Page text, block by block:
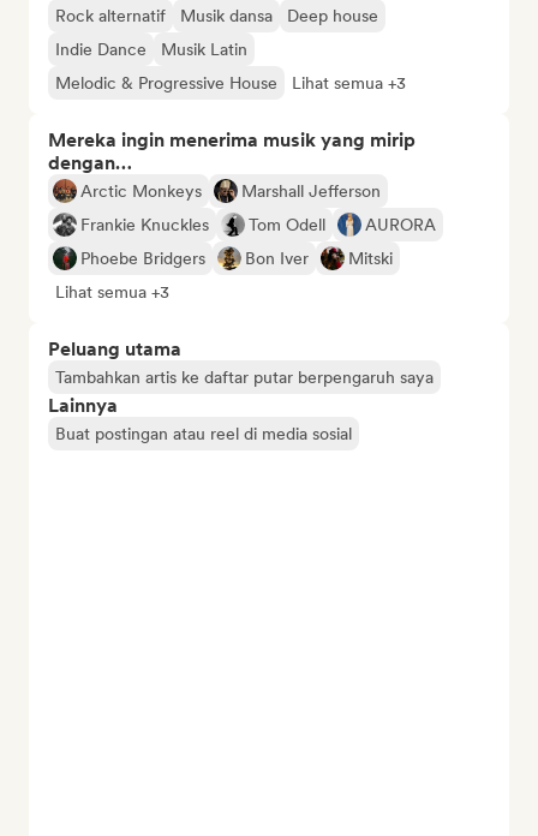
Rock alternatif Musik dansa
Deep house
Indie Dance
Musik Latin
Melodic & Progressive House
Lihat semua +3
Mereka ingin menerima musik yang mirip
dengan…
Arctic Monkeys
Marshall Jefferson
Frankie Knuckles
Tom Odell
AURORA
Phoebe Bridgers
Bon Iver
Mitski
Lihat semua +3
Peluang utama
Tambahkan artis ke daftar putar berpengaruh saya
Lainnya
Buat postingan atau reel di media sosial